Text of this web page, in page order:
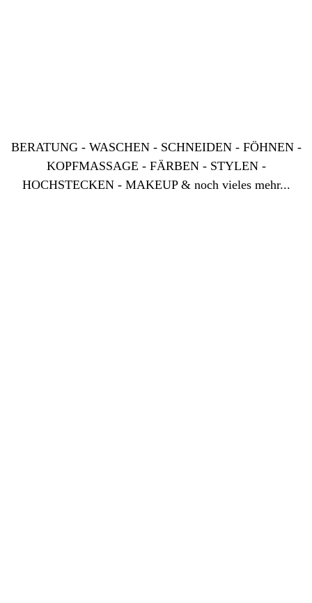
BERATUNG - WASCHEN - SCHNEIDEN - FÖHNEN -
KOPFMASSAGE - FÄRBEN - STYLEN -
HOCHSTECKEN - MAKEUP & noch vieles mehr...